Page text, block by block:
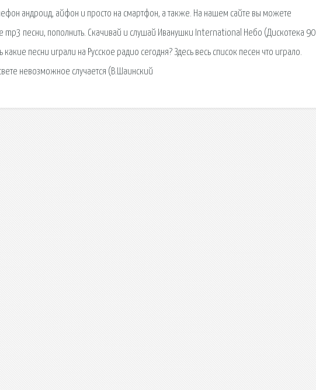
андроид, айфон и просто на смартфон, а также. На нашем сайте вы можете
mp3 песни, пополнить. Скачивай и слушай Иванушки International Небо (Дискотека 90
песни играли на Русское радио сегодня? Здесь весь список песен что играло.
невозможное случается (В.Шаинский